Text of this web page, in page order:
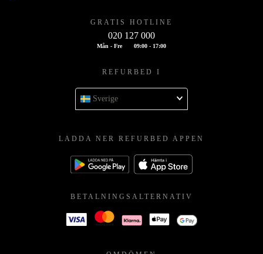
GRATIS HOTLINE
020 127 000
Mån - Fre 09:00 - 17:00
REFURBED I
Sverige
LADDA NER REFURBED APPEN
BETALNINGSALTERNATIV